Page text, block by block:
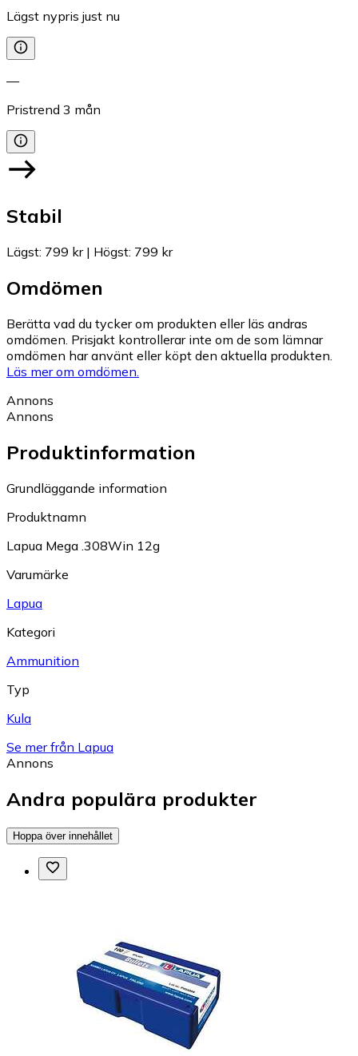
Lägst nypris just nu
—
Pristrend 3 mån
Stabil
Lägst: 799 kr| Högst: 799 kr
Omdömen
Berätta vad du tycker om produkten eller läs andras
omdömen. Prisjakt kontrollerar inte om de som lämnar
omdömen har använt eller köpt den aktuella produkten.
Läs mer om omdömen.
Annons
Annons
Produktinformation
Grundläggande information
Produktnamn
Lapua Mega .308Win 12g
Varumärke
Lapua
Kategori
Ammunition
Typ
Kula
Se mer från Lapua
Annons
Andra populära produkter
Hoppa över innehållet